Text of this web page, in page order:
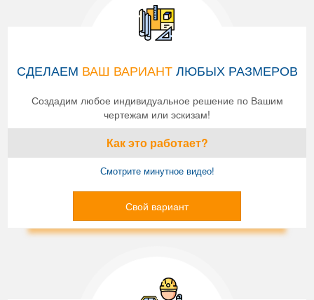
СДЕЛАЕМ ВАШ ВАРИАНТЛЮБЫХ РАЗМЕРОВ
Создадим любое индивидуальное решение по Вашим
чертежам или эскизам!
Как это работает?
Смотрите минутное видео!
Свой вариант